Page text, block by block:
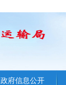
政府信息公开